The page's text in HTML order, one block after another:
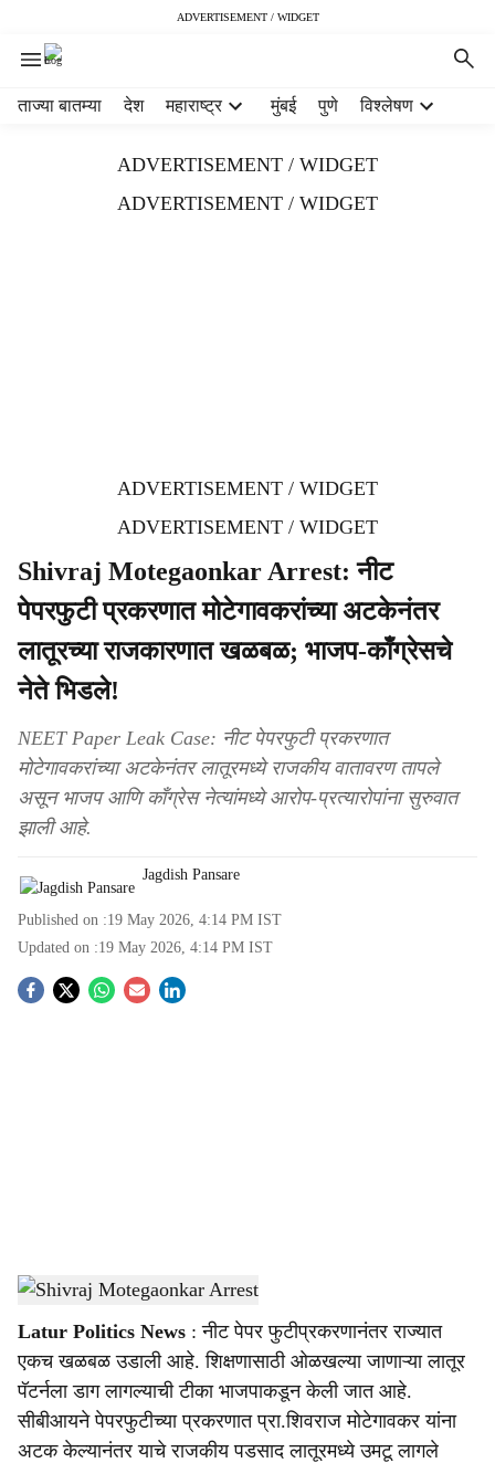
ADVERTISEMENT / WIDGET
ताज्या बातम्या देश महाराष्ट्र मुंबई पुणे विश्लेषण
ADVERTISEMENT / WIDGET
ADVERTISEMENT / WIDGET
ADVERTISEMENT / WIDGET
ADVERTISEMENT / WIDGET
Shivraj Motegaonkar Arrest: नीट
पेपरफुटी प्रकरणात मोटेगावकरांच्या अटकेनंतर
लातूरच्या राजकारणात खळबळ; भाजप-काँग्रेसचे
नेते भिडले!
NEET Paper Leak Case: नीट पेपरफुटी प्रकरणात
मोटेगावकरांच्या अटकेनंतर लातूरमध्ये राजकीय वातावरण तापले
असून भाजप आणि काँग्रेस नेत्यांमध्ये आरोप-प्रत्यारोपांना सुरुवात
झाली आहे.
Jagdish Pansare
Published on :19 May 2026, 4:14 PM IST
Updated on :19 May 2026, 4:14 PM IST
S
a
r
e
Shivraj Motegaonkar Arrest- Sarkarnama
Latur Politics News : नीट पेपर फुटीप्रकरणानंतर राज्यात
एकच खळबळ उडाली आहे. शिक्षणासाठी ओळखल्या जाणाऱ्या लातूर
पॅटर्नला डाग लागल्याची टीका भाजपाकडून केली जात आहे.
सीबीआयने पेपरफुटीच्या प्रकरणात प्रा.शिवराज मोटेगावकर यांना
अटक केल्यानंतर याचे राजकीय पडसाद लातूरमध्ये उमटू लागले